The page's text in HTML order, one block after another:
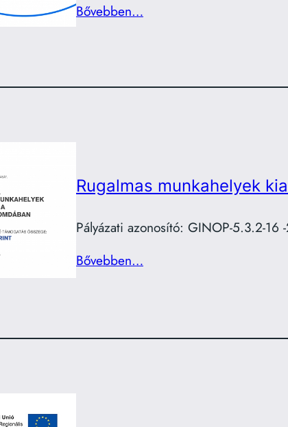
Bővebben…
Rugalmas munkahelyek
Pályázati azonosító: GINOP-5.3.2-16
Bővebben…